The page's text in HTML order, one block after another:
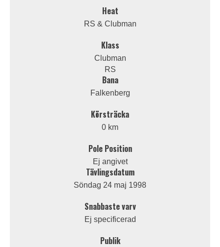
Heat
RS & Clubman
Klass
Clubman
RS
Bana
Falkenberg
Körsträcka
0 km
Pole Position
Ej angivet
Tävlingsdatum
Söndag 24 maj 1998
Snabbaste varv
Ej specificerad
Publik